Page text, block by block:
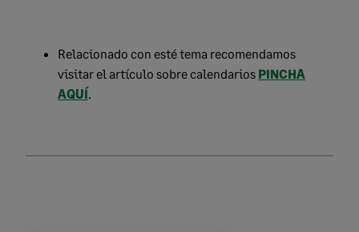
Relacionado con esté tema recomendamos
visitar el artículo sobre calendarios PINCHA
AQUÍ.